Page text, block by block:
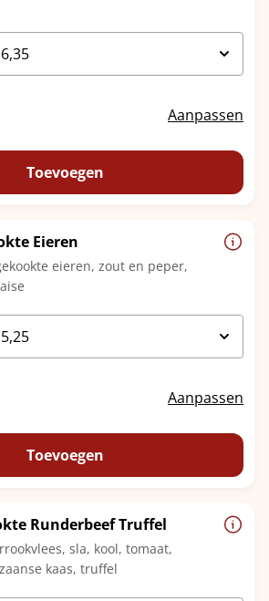
Aanpassen
Toevoegen
Eieren
eieren, zout en peper,
Aanpassen
Toevoegen
Runderbeef Truffel
sla, kool, tomaat,
kaas, truffel